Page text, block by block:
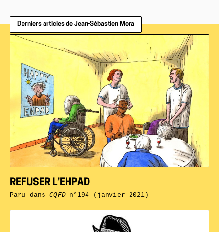
Derniers articles de Jean-Sébastien Mora
REFUSER L’EHPAD
Paru dansCQFDn°194 (janvier 2021)